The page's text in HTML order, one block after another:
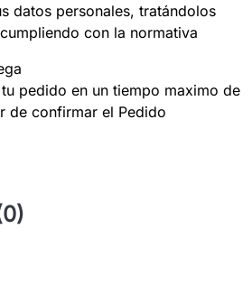
datos personales, tratándolos
con la normativa
tu pedido en un tiempo maximo de
de confirmar el Pedido